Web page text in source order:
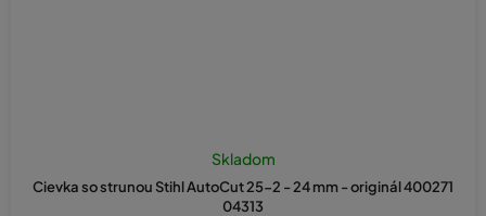
Cievka so strunou Stihl AutoCut 25-2 - 24 mm - originál 400271
04313
Skladom